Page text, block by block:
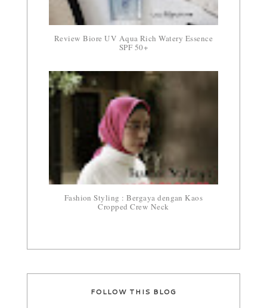
Review Biore UV Aqua Rich Watery Essence
SPF 50+
Fashion Styling : Bergaya dengan Kaos
Cropped Crew Neck
FOLLOW THIS BLOG